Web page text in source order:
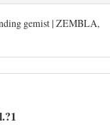
gemist | ZEMBLA,